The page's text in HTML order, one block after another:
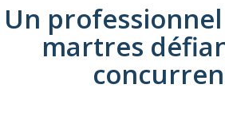
Un professionnel
martres